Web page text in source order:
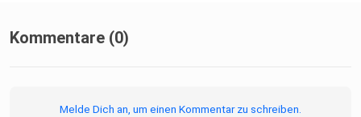
Kommentare (0)
Melde Dich an, um einen Kommentar zu schreiben.